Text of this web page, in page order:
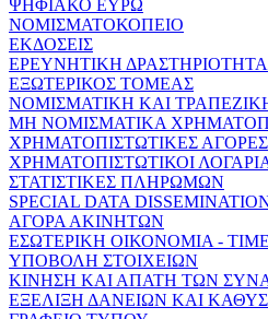
ΨΗΦΙΑΚΟ ΕΥΡΩ
ΝΟΜΙΣΜΑΤΟΚΟΠΕΙΟ
ΕΚΔΟΣΕΙΣ
ΕΡΕΥΝΗΤΙΚΗ ΔΡΑΣΤΗΡΙΟΤΗΤΑ
ΕΞΩΤΕΡΙΚΟΣ ΤΟΜΕΑΣ
ΝΟΜΙΣΜΑΤΙΚΗ ΚΑΙ
ΜΗ ΝΟΜΙΣΜΑΤΙΚΑ
ΧΡΗΜΑΤΟΠΙΣΤΩΤΙΚΕΣ ΑΓΟΡΕΣ
ΧΡΗΜΑΤΟΠΙΣΤΩΤΙΚΟΙ
ΣΤΑΤΙΣΤΙΚΕΣ ΠΛΗΡΩΜΩΝ
SPECIAL DATA
ΑΓΟΡΑ ΑΚΙΝΗΤΩΝ
ΕΣΩΤΕΡΙΚΗ ΟΙΚΟΝΟΜΙΑ -
ΥΠΟΒΟΛΗ ΣΤΟΙΧΕΙΩΝ
ΚΙΝΗΣΗ ΚΑΙ ΑΠΑΤΗ ΤΩΝ
ΕΞΕΛΙΞΗ ΔΑΝΕΙΩΝ ΚΑΙ